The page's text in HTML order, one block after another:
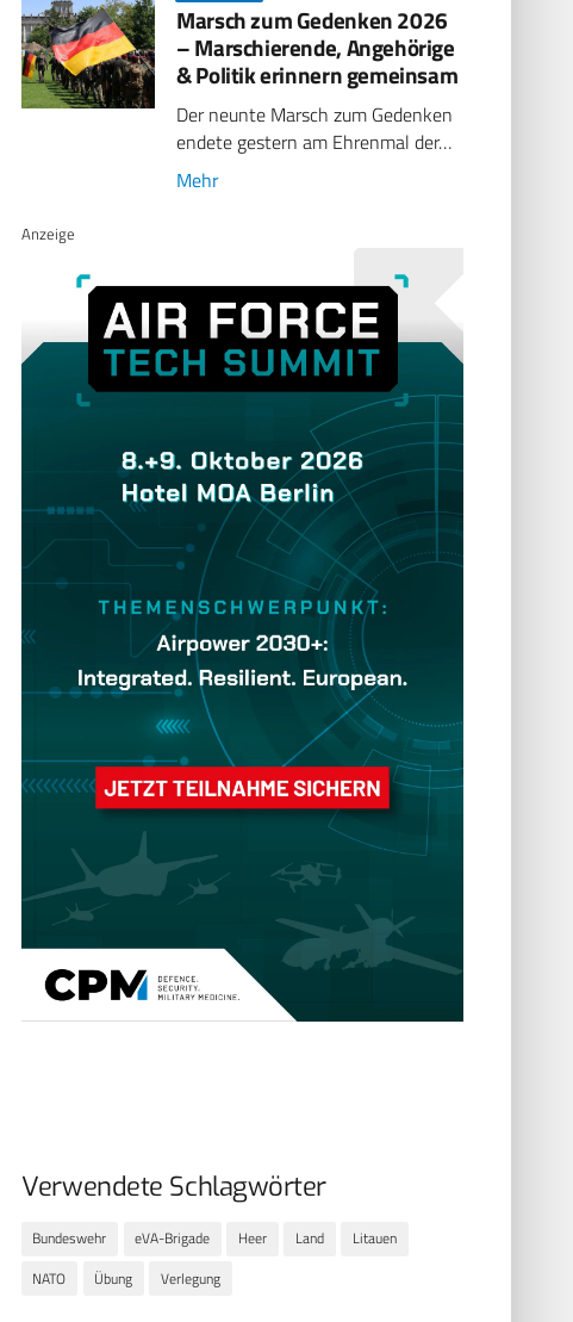
Marsch zum Gedenken 2026
– Marschierende, Angehörige
& Politik erinnern gemeinsam
Der neunte Marsch zum Gedenken
endete gestern am Ehrenmal der…
Mehr
Anzeige
Verwendete Schlagwörter
Bundeswehr eVA-Brigade Heer Land
Litauen
NATO
Übung Verlegung